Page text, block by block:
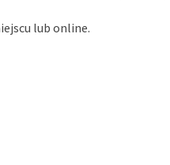
lub online.